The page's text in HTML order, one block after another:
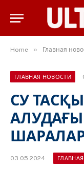
Home » Главная
ГЛАВНАЯ НОВОСТИ
СУ
03.05.2024